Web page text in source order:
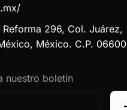
Reforma 296, Col. Juárez,
México. C.P. 06600
nuestro boletín